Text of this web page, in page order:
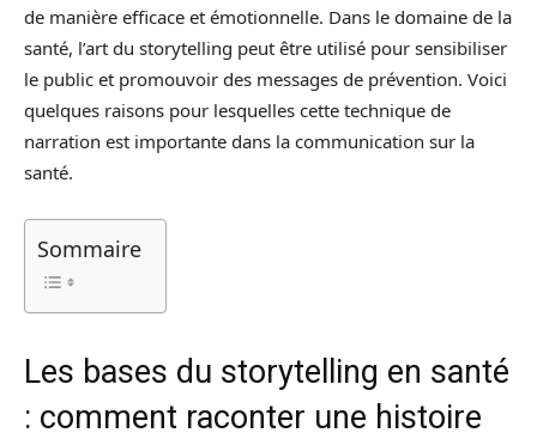
de manière efficace et émotionnelle. Dans le domaine de la
santé, l’art du storytelling peut être utilisé pour sensibiliser
le public et promouvoir des messages de prévention. Voici
quelques raisons pour lesquelles cette technique de
narration est importante dans la communication sur la
santé.
Sommaire
Les bases du storytelling en santé
: comment raconter une histoire